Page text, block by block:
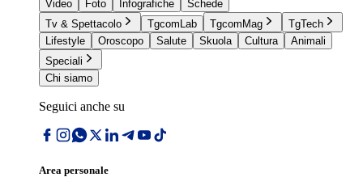
Video
Foto Infografiche
Schede
Tv & Spettacolo
TgcomLab TgcomMag
TgTech
Lifestyle
Oroscopo Salute Skuola Cultura
Animali
Speciali
Chi siamo
Seguici anche su
Area personale